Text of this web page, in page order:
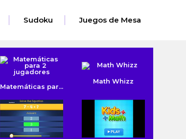
Sudoku Juegos de Mesa
Matemáticas par...
Math Whizz